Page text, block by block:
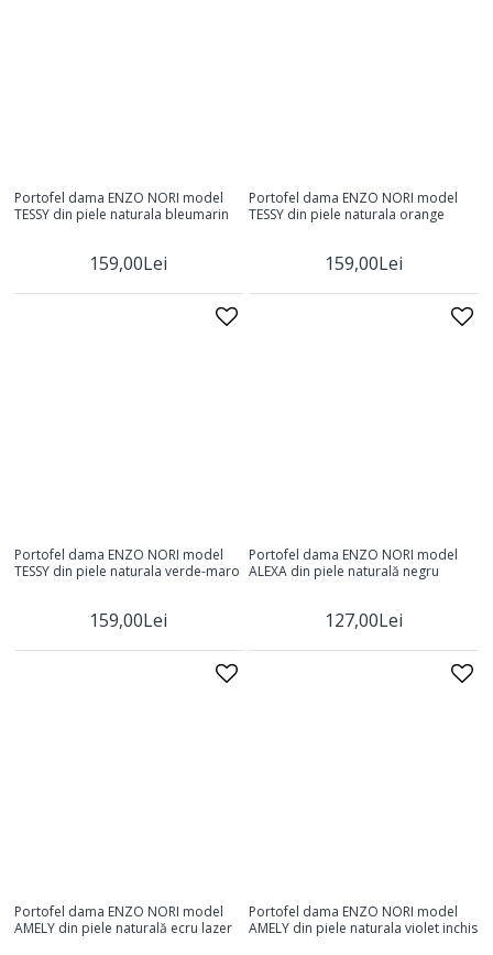
Portofel dama ENZO NORI model
TESSY din piele naturala bleumarin
159,00Lei
Portofel dama ENZO NORI model
TESSY din piele naturala orange
159,00Lei
Portofel dama ENZO NORI model
TESSY din piele naturala verde-maro
159,00Lei
Portofel dama ENZO NORI model
ALEXA din piele naturală negru
127,00Lei
Portofel dama ENZO NORI model
AMELY din piele naturală ecru lazer
Portofel dama ENZO NORI model
AMELY din piele naturala violet inchis